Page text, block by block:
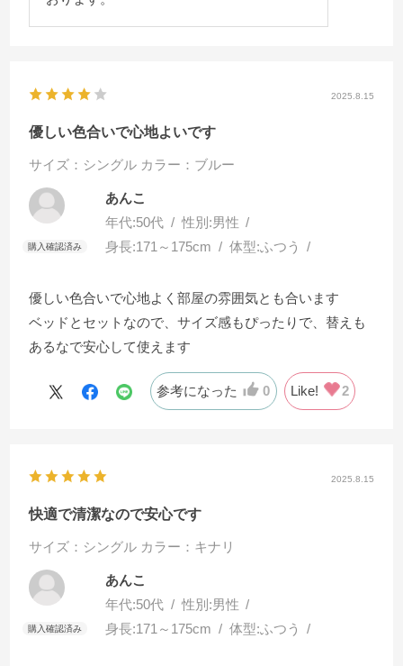
2025.8.15
優しい色合いで心地よいです
サイズ：シングル カラー：ブルー
あんこ
年代:50代 性別:男性
身長:171～175cm 体型:ふつう
優しい色合いで心地よく部屋の雰囲気とも合います
ベッドとセットなので、サイズ感もぴったりで、替えも
あるなで安心して使えます
参考になった 0 Like! 2
2025.8.15
快適で清潔なので安心です
サイズ：シングル カラー：キナリ
あんこ
年代:50代 性別:男性
身長:171～175cm 体型:ふつう